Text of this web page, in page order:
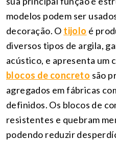
modelos podem ser
decoração. O tijolo é
diversos tipos de argila,
acústico, e apresenta um
blocos de concreto são
agregados em fábricas
definidos. Os blocos de
resistentes e quebram
podendo reduzir